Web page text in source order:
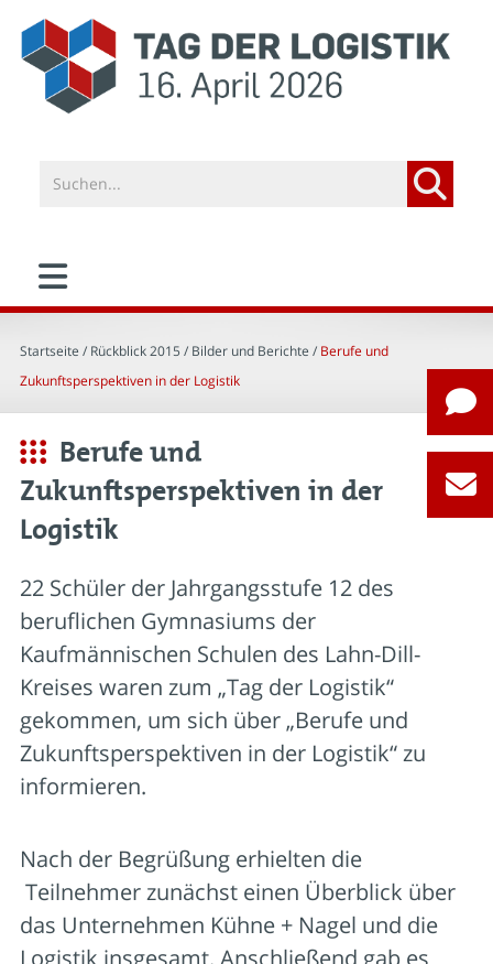
Startseite / Rückblick 2015 / Bilder und Berichte / Berufe und
Zukunftsperspektiven in der Logistik
Berufe und
Zukunftsperspektiven in der
Logistik
22 Schüler der Jahrgangsstufe 12 des
beruflichen Gymnasiums der
Kaufmännischen Schulen des Lahn-Dill-
Kreises waren zum „Tag der Logistik“
gekommen, um sich über „Berufe und
Zukunftsperspektiven in der Logistik“ zu
informieren.
Nach der Begrüßung erhielten die
Teilnehmer zunächst einen Überblick über
das Unternehmen Kühne + Nagel und die
Logistik insgesamt. Anschließend gab es